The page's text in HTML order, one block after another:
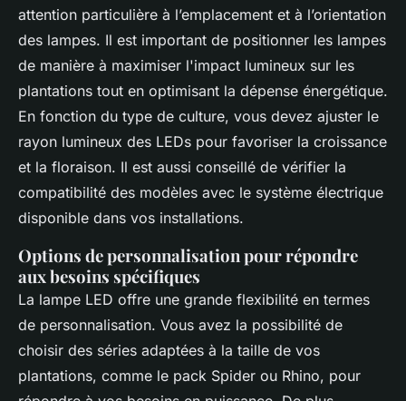
attention particulière à l’emplacement et à l’orientation
des lampes. Il est important de positionner les lampes
de manière à maximiser l'impact lumineux sur les
plantations tout en optimisant la dépense énergétique.
En fonction du type de culture, vous devez ajuster le
rayon lumineux des LEDs pour favoriser la croissance
et la floraison. Il est aussi conseillé de vérifier la
compatibilité des modèles avec le système électrique
disponible dans vos installations.
Options de personnalisation pour répondre
aux besoins spécifiques
La lampe LED offre une grande flexibilité en termes
de personnalisation. Vous avez la possibilité de
choisir des séries adaptées à la taille de vos
plantations, comme le pack Spider ou Rhino, pour